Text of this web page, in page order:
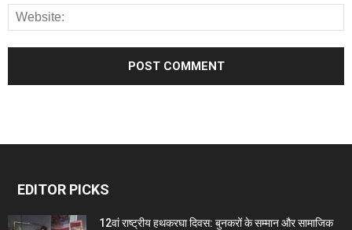
EDITOR PICKS
12वां राष्ट्रीय हथकरघा दिवस: बुनकरों के सम्मान और सामाजिक